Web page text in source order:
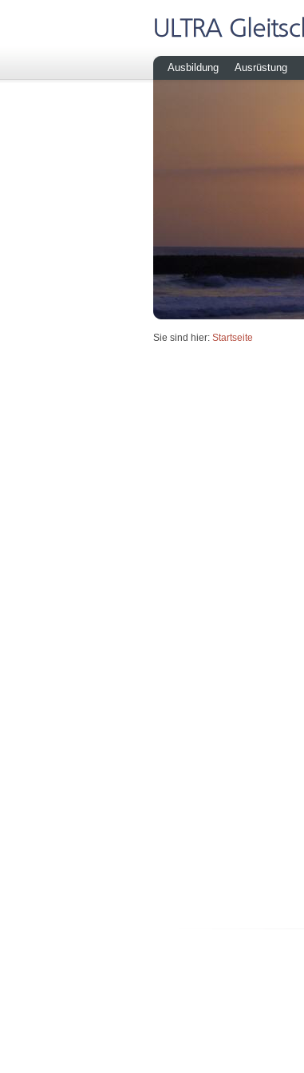
Ausbildung Ausrüstung
Sie sind hier: Startseite